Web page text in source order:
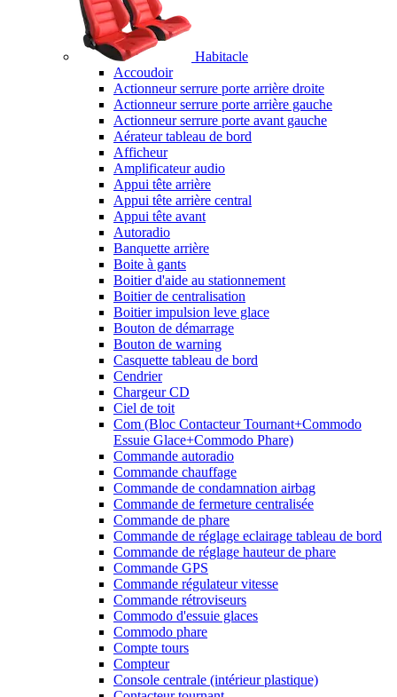
Habitacle
Accoudoir
Actionneur serrure porte arrière droite
Actionneur serrure porte arrière gauche
Actionneur serrure porte avant gauche
Aérateur tableau de bord
Afficheur
Amplificateur audio
Appui tête arrière
Appui tête arrière central
Appui tête avant
Autoradio
Banquette arrière
Boite à gants
Boitier d'aide au stationnement
Boitier de centralisation
Boitier impulsion leve glace
Bouton de démarrage
Bouton de warning
Casquette tableau de bord
Cendrier
Chargeur CD
Ciel de toit
Com (Bloc Contacteur Tournant+Commodo
Essuie Glace+Commodo Phare)
Commande autoradio
Commande chauffage
Commande de condamnation airbag
Commande de fermeture centralisée
Commande de phare
Commande de réglage eclairage tableau de bord
Commande de réglage hauteur de phare
Commande GPS
Commande régulateur vitesse
Commande rétroviseurs
Commodo d'essuie glaces
Commodo phare
Compte tours
Compteur
Console centrale (intérieur plastique)